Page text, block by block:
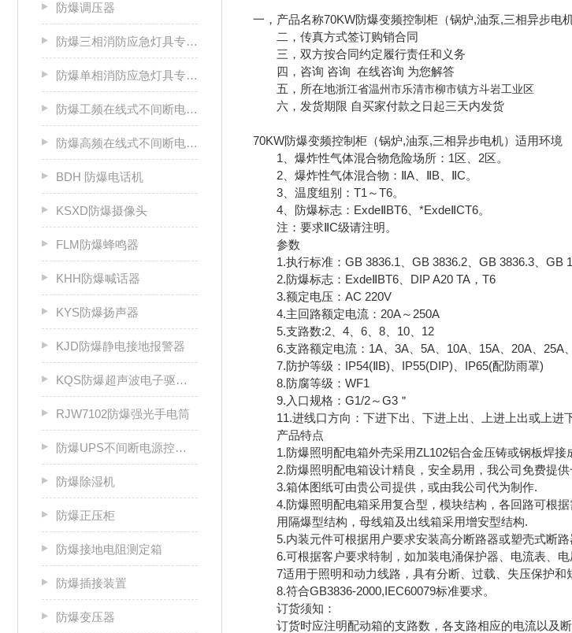
防爆调压器
防爆三相消防应急灯具专用应急电源箱
防爆单相消防应急灯具专用应急电源箱
防爆工频在线式不间断电源箱
防爆高频在线式不间断电源箱
BDH 防爆电话机
KSXD防爆摄像头
FLM防爆蜂鸣器
KHH防爆喊话器
KYS防爆扬声器
KJD防爆静电接地报警器
KQS防爆超声波电子驱鼠器
RJW7102防爆强光手电筒
防爆UPS不间断电源控制柜
防爆除湿机
防爆正压柜
防爆接地电阻测定箱
防爆插接装置
防爆变压器
一，产品名称70KW防爆变频控制柜（锅炉,油泵,三相异步电机
二，传真方式签订购销合同
三，双方按合同约定履行责任和义务
四，咨询 咨询 在线咨询 为您解答
五，所在地浙江省温州市乐清市柳市镇方斗岩工业区
六，发货期限 自买家付款之日起三天内发货
70KW防爆变频控制柜（锅炉,油泵,三相异步电机）适用环境
1、爆炸性气体混合物危险场所：1区、2区。
2、爆炸性气体混合物：ⅡA、ⅡB、ⅡC。
3、温度组别：T1～T6。
4、防爆标志：ExdeⅡBT6、*ExdeⅡCT6。
注：要求ⅡC级请注明。
参数
1.执行标准：GB 3836.1、GB 3836.2、GB 3836.3、GB
2.防爆标志：ExdeⅡBT6、DIP A20 TA，T6
3.额定电压：AC 220V
4.主回路额定电流：20A～250A
5.支路数:2、4、6、8、10、12
6.支路额定电流：1A、3A、5A、10A、15A、20A、25A
7.防护等级：IP54(ⅡB)、IP55(DIP)、IP65(配防雨罩)
8.防腐等级：WF1
9.入口规格：G1/2～G3＂
11.进线口方向：下进下出、下进上出、上进上出或上进
产品特点
1.防爆照明配电箱外壳采用ZL102铝合金压铸或钢板焊接
2.防爆照明配电箱设计精良，安全易用，我公司免费提供
3.箱体图纸可由贵公司提供，或由我公司代为制作.
4.防爆照明配电箱采用复合型，模块结构，各回路可根据
用隔爆型结构，母线箱及出线箱采用增安型结构.
5.内装元件可根据用户要求安装高分断路器或塑壳式断路
6.可根据客户要求特制，如加装电涌保护器、电流表、电
7适用于照明和动力线路，具有分断、过载、失压保护和
8.符合GB3836-2000,IEC60079标准要求。
订货须知：
订货时应注明配动箱的支路数，各支路相应的电流以及断